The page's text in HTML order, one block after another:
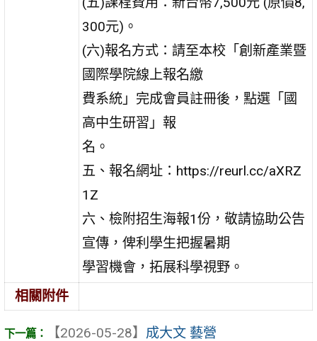
300元)。
(六)報名方式：請至本校「創新產業暨
國際學院線上報名繳
費系統」完成會員註冊後，點選「國
高中生研習」報
名。
五、報名網址：https://reurl.cc/aXRZ
1Z
六、檢附招生海報1份，敬請協助公告
宣傳，俾利學生把握暑期
學習機會，拓展科學視野。
相關附件
【2026-05-28】 成大文 藝營